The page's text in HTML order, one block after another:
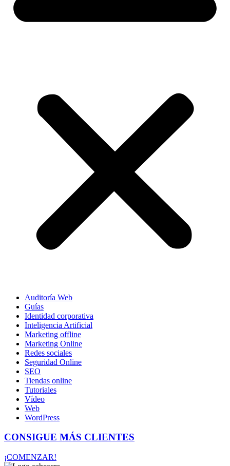
Auditoría Web
Guías
Identidad corporativa
Inteligencia Artificial
Marketing offline
Marketing Online
Redes sociales
Seguridad Online
SEO
Tiendas online
Tutoriales
Vídeo
Web
WordPress
CONSIGUE MÁS CLIENTES
¡COMENZAR!